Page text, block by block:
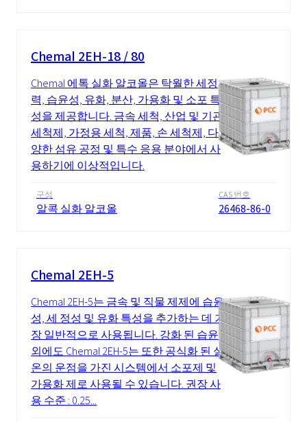
Chemal 2EH-18 / 80
Chemal 에톡 실화 알코올은 탁월한 세정
력, 습윤성, 유화, 분산, 가용화 및 소포 특
성을 제공합니다. 금속 세척, 산업 및 기관
세척제, 가정용 세척, 제품, 손 세척제, 다
양한 섬유 공정 및 특수 응용 분야에서 사
용하기에 이상적입니다.
구성
알콕 실화 알코올
CAS 번호
26468-86-0
Chemal 2EH-5
Chemal 2EH-5는 금속 및 직물 제제에 습윤
성, 세 정성 및 유화 특성을 추가하는 데 가
장 일반적으로 사용됩니다. 강화 된 습윤
외에도 Chemal 2EH-5는 또한 공식화 된 실
온의 운점을 가진 시스템에서 소포제 및
가용화 제로 사용될 수 있습니다. 권장 사
용 수준 : 0.25...